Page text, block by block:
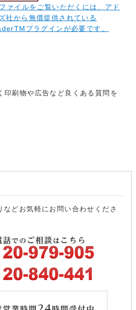
ァイルをご覧いただくには、アド
社から無償提供されている
プラグインが必要です。
印刷物や広告など良くある質問を
などお気軽にお問い合わせくださ